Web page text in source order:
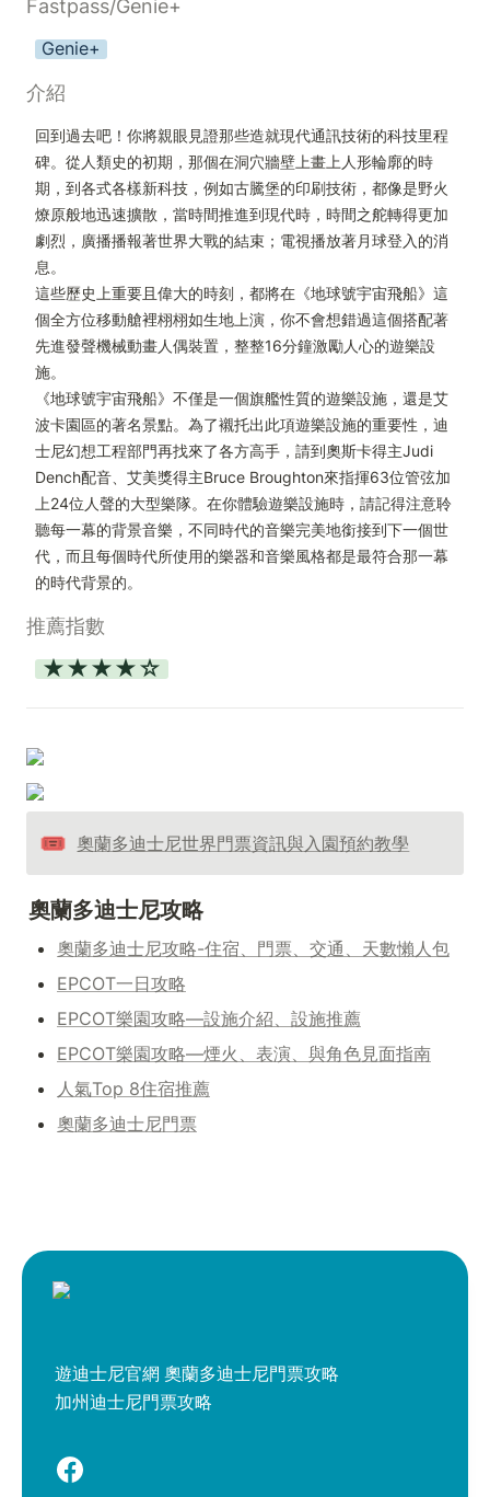
Fastpass/Genie+
Genie+
介紹
回到過去吧！你將親眼見證那些造就現代通訊技術的科技里程
碑。從人類史的初期，那個在洞穴牆壁上畫上人形輪廓的時
期，到各式各樣新科技，例如古騰堡的印刷技術，都像是野火
燎原般地迅速擴散，當時間推進到現代時，時間之舵轉得更加
劇烈，廣播播報著世界大戰的結束；電視播放著月球登入的消
息。
這些歷史上重要且偉大的時刻，都將在《地球號宇宙飛船》這
個全方位移動艙裡栩栩如生地上演，你不會想錯過這個搭配著
先進發聲機械動畫人偶裝置，整整16分鐘激勵人心的遊樂設
施。
《地球號宇宙飛船》不僅是一個旗艦性質的遊樂設施，還是艾
波卡園區的著名景點。為了襯托出此項遊樂設施的重要性，迪
士尼幻想工程部門再找來了各方高手，請到奧斯卡得主Judi
Dench配音、艾美獎得主Bruce Broughton來指揮63位管弦加
上24位人聲的大型樂隊。在你體驗遊樂設施時，請記得注意聆
聽每一幕的背景音樂，不同時代的音樂完美地銜接到下一個世
代，而且每個時代所使用的樂器和音樂風格都是最符合那一幕
的時代背景的。
推薦指數
★★★★☆
🎟️ 奧蘭多迪士尼世界門票資訊與入園預約教學
奧蘭多迪士尼攻略
奧蘭多迪士尼攻略-住宿、門票、交通、天數懶人包
EPCOT一日攻略
EPCOT樂園攻略—設施介紹、設施推薦
EPCOT樂園攻略—煙火、表演、與角色見面指南
人氣Top 8住宿推薦
奧蘭多迪士尼門票
遊迪士尼官網 奧蘭多迪士尼門票攻略
加州迪士尼門票攻略